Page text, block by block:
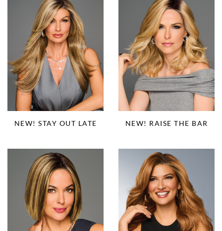
NEW! STAY OUT LATE NEW! RAISE THE BAR